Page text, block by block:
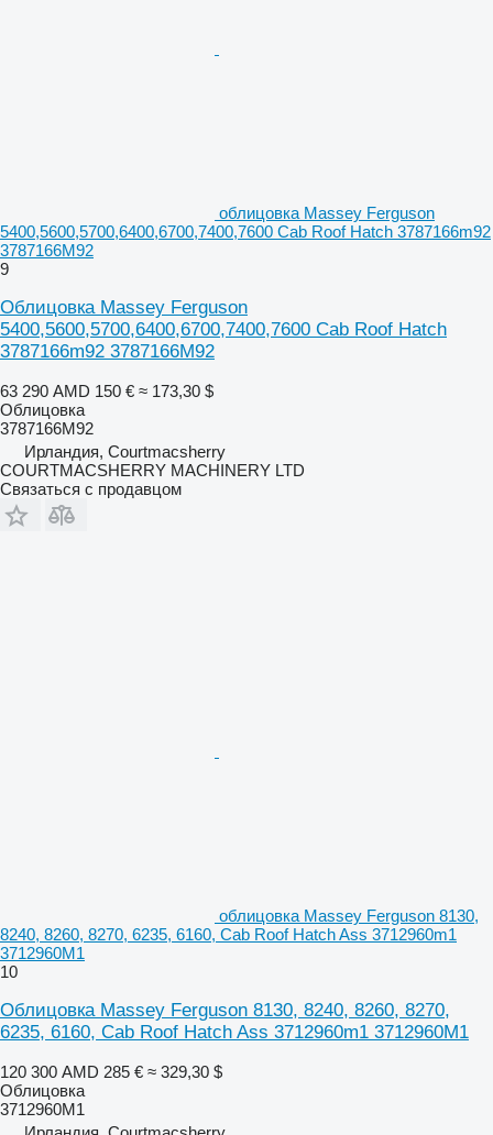
облицовка Massey Ferguson
5400,5600,5700,6400,6700,7400,7600 Cab Roof Hatch 3787166m92
3787166M92
9
Облицовка Massey Ferguson
5400,5600,5700,6400,6700,7400,7600 Cab Roof Hatch
3787166m92 3787166M92
63 290 AMD 150 € ≈ 173,30 $
Облицовка
3787166M92
Ирландия, Courtmacsherry
COURTMACSHERRY MACHINERY LTD
Связаться с продавцом
облицовка Massey Ferguson 8130,
8240, 8260, 8270, 6235, 6160, Cab Roof Hatch Ass 3712960m1
3712960M1
10
Облицовка Massey Ferguson 8130, 8240, 8260, 8270,
6235, 6160, Cab Roof Hatch Ass 3712960m1 3712960M1
120 300 AMD 285 € ≈ 329,30 $
Облицовка
3712960M1